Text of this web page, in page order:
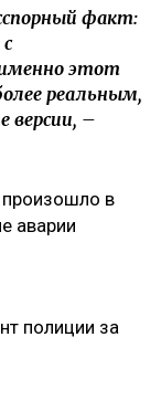
факт:
этот
реальным,
версии, –
в
аварии
полиции за